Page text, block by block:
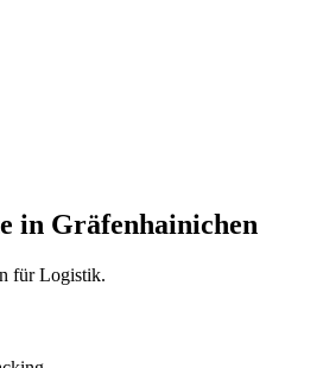
in Gräfenhainichen
für Logistik.